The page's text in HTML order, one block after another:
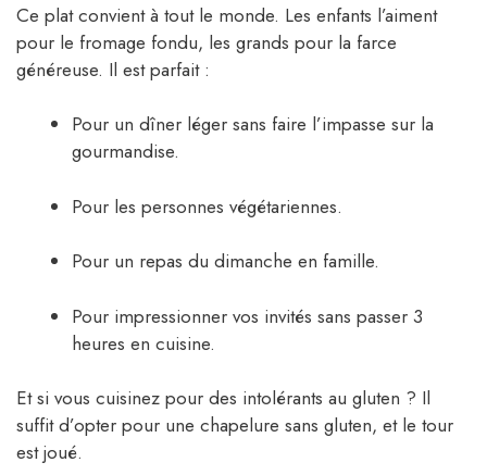
Ce plat convient à tout le monde. Les enfants l’aiment
pour le fromage fondu, les grands pour la farce
généreuse. Il est parfait :
Pour un dîner léger sans faire l’impasse sur la
gourmandise.
Pour les personnes végétariennes.
Pour un repas du dimanche en famille.
Pour impressionner vos invités sans passer 3
heures en cuisine.
Et si vous cuisinez pour des intolérants au gluten ? Il
suffit d’opter pour une chapelure sans gluten, et le tour
est joué.